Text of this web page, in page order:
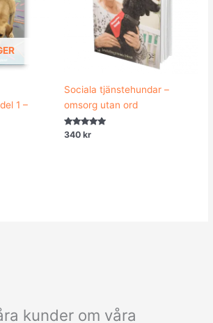
1 –
Sociala tjänstehundar –
omsorg utan ord
Betygsatt
4.89
340 kr
kunder om våra